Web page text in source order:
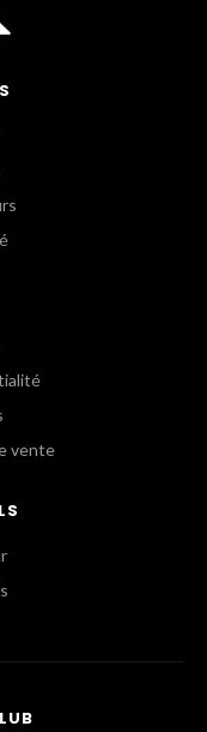
vente